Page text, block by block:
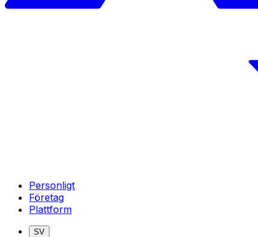
Personligt
Företag
Plattform
SV